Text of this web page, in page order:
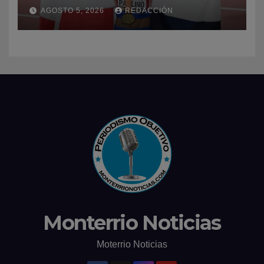
dominio en el atletismo
AGOSTO 5, 2026 REDACCIÓN
Monterrio Noticias
Moterrio Noticias